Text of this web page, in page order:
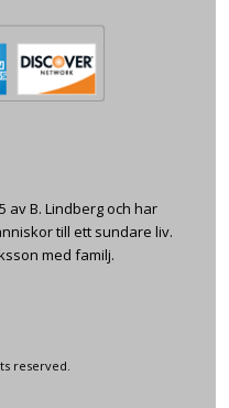
av B. Lindberg och har
till ett sundare liv.
med familj.
reserved.